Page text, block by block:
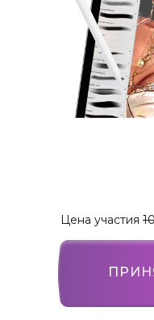
Цена участия